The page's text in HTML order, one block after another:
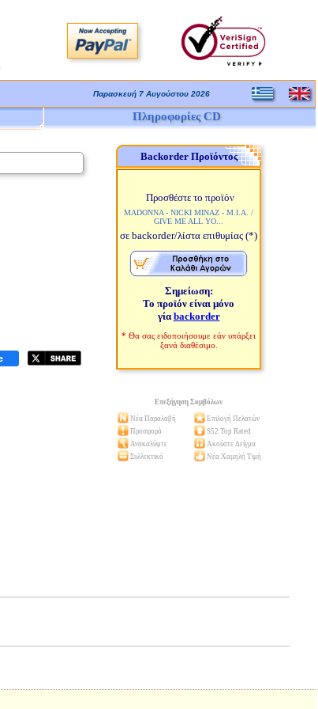
Παρασκευή 7 Αυγούστου 2026
Πληροφορίες CD
Backorder Προϊόντος
Προσθέστε το προϊόν
MADONNA - NICKI MINAZ - M.I.A. /
GIVE ME ALL YO...
σε backorder/λίστα επιθυμίας (*)
Σημείωση:
Το προϊόν είναι μόνο
γία backorder
* Θα σας ειδοποιήσουμε εάν υπάρξει
ξανά διαθέσιμο.
Επεξήγηση Συμβόλων
Νέα Παραλαβή
Επιλογή Πελατών
Προσφορά
S52 Top Rated
Ανακαλύψτε
Ακούστε Δείγμα
Συλλεκτικό
Νέα Χαμηλή Τιμή